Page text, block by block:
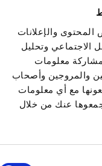
والإعلانات
وتحليل
معلومات
وأصحاب
مع أي معلومات
عنك من خلال